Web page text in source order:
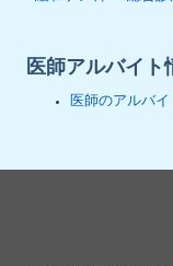
医師アルバイト
医師のアルバ